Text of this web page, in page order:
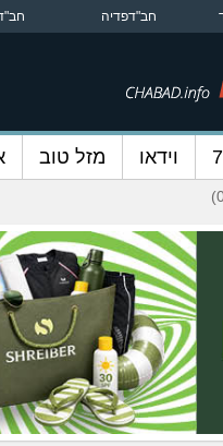
חב"דפדיה
וידאו מזל טוב